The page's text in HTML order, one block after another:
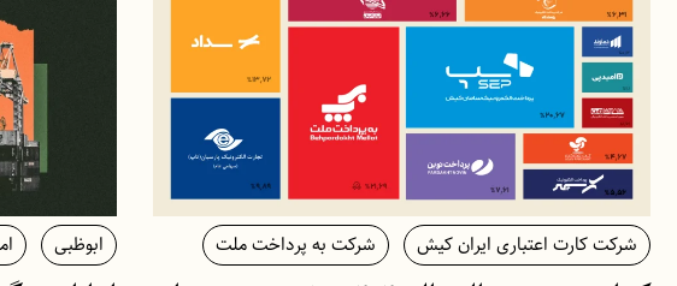
شرکت کارت اعتباری ایران کیش شرکت به پرداخت ملت ابوظبی